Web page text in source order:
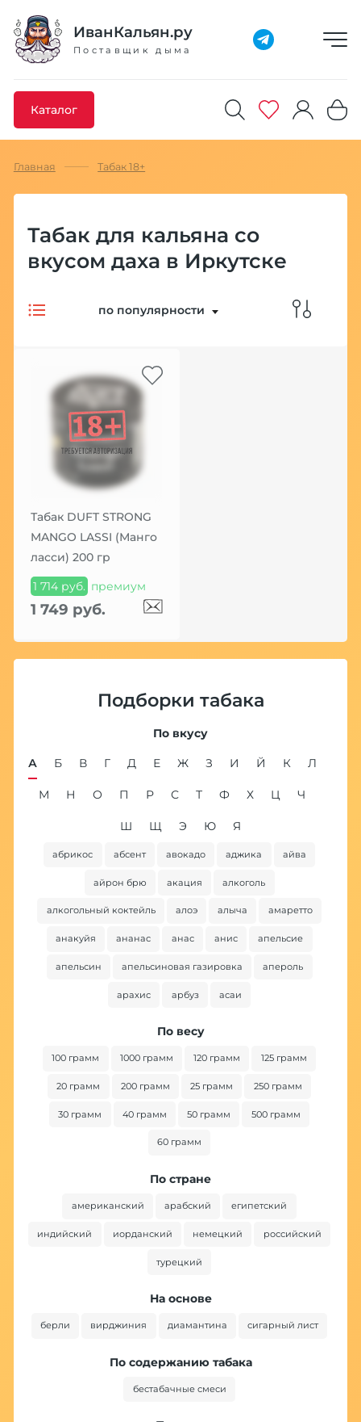
ИванКальян.ру
Поставщик дыма
Каталог
Добавлено максимальное кол-во товара
Главная Табак 18+
Табак для кальяна со
вкусом даха в Иркутске
по популярности
Табак DUFT STRONG
MANGO LASSI (Манго
ласси) 200 гр
1 714 руб. премиум
1 749 руб.
Подборки табака
По вкусу
А Б В Г Д Е Ж З И Й К Л
М Н О П Р С Т Ф Х Ц Ч
Ш Щ Э Ю Я
абрикос абсент авокадо аджика айва
айрон брю акация алкоголь
алкогольный коктейль алоэ алыча амаретто
анакуйя ананас анас анис апельсие
апельсин апельсиновая газировка апероль
арахис арбуз асаи
По весу
100 грамм 1000 грамм 120 грамм 125 грамм
20 грамм 200 грамм 25 грамм 250 грамм
30 грамм 40 грамм 50 грамм 500 грамм
60 грамм
По стране
американский арабский египетский
индийский иорданский немецкий российский
турецкий
На основе
берли вирджиния диамантина сигарный лист
По содержанию табака
бестабачные смеси